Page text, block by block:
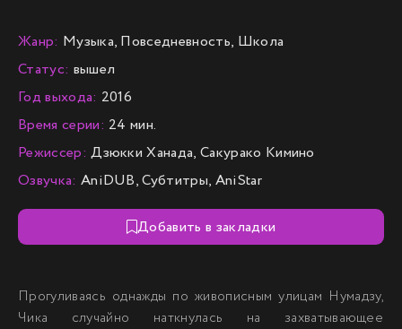
Жанр: Музыка, Повседневность, Школа
Статус: вышел
Год выхода: 2016
Время серии: 24 мин.
Режиссер: Дзюкки Ханада, Сакурако Кимино
Озвучка: AniDUB, Субтитры, AniStar
Добавить в закладки
Прогуливаясь однажды по живописным улицам Нумадзу,
Чика случайно наткнулась на захватывающее